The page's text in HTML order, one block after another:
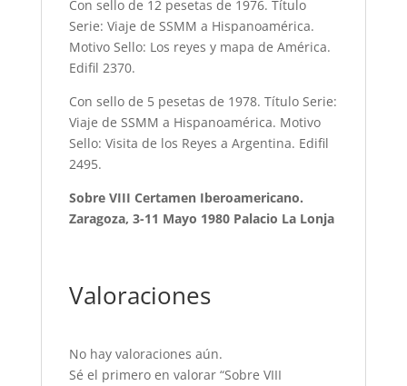
Con sello de 12 pesetas de 1976. Título
Serie: Viaje de SSMM a Hispanoamérica.
Motivo Sello: Los reyes y mapa de América.
Edifil 2370.
Con sello de 5 pesetas de 1978. Título Serie:
Viaje de SSMM a Hispanoamérica. Motivo
Sello: Visita de los Reyes a Argentina. Edifil
2495.
Sobre VIII Certamen Iberoamericano.
Zaragoza, 3-11 Mayo 1980 Palacio La Lonja
Valoraciones
No hay valoraciones aún.
Sé el primero en valorar “Sobre VIII